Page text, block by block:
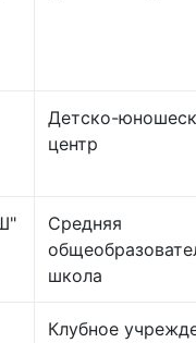
Детско-
центр
Средняя
школа
Клубное